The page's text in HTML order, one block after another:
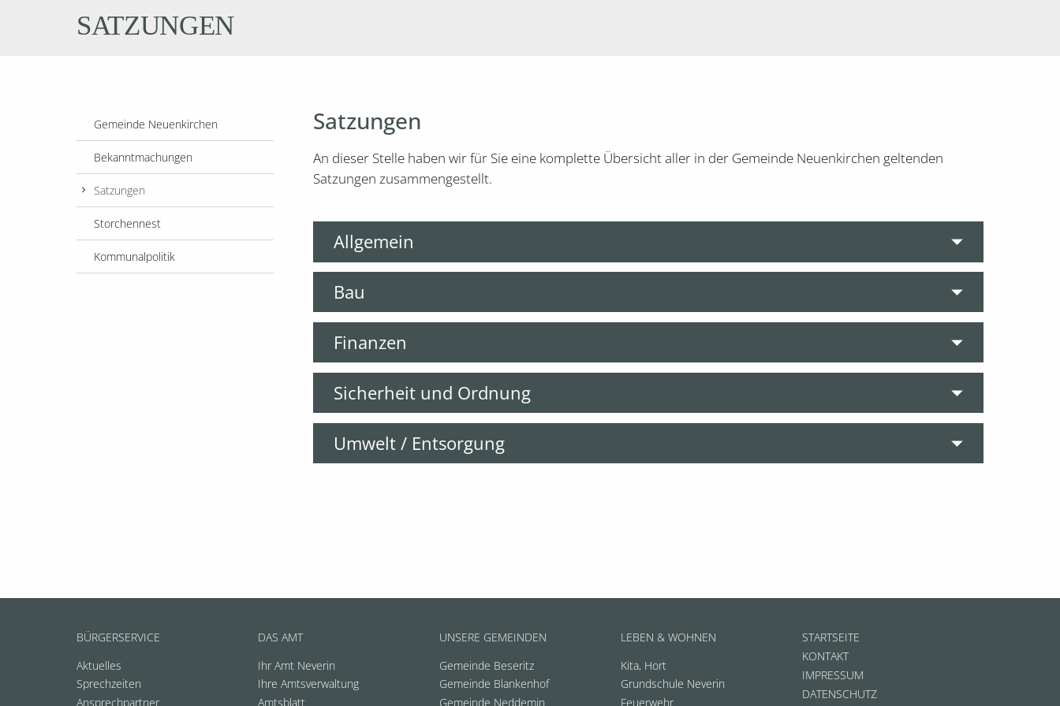
SATZUNGEN
Satzungen
An dieser Stelle haben wir für Sie eine komplette Übersicht aller in der Gemeinde Neuenkirchen geltenden
Satzungen zusammengestellt.
Allgemein
Bau
Finanzen
Sicherheit und Ordnung
Umwelt / Entsorgung
Gemeinde Neuenkirchen
Bekanntmachungen
Satzungen
Storchennest
Kommunalpolitik
BÜRGERSERVICE
Aktuelles
Sprechzeiten
Ansprechpartner
DAS AMT
Ihr Amt Neverin
Ihre Amtsverwaltung
Amtsblatt
UNSERE GEMEINDEN
Gemeinde Beseritz
Gemeinde Blankenhof
Gemeinde Neddemin
LEBEN & WOHNEN
Kita, Hort
Grundschule Neverin
Feuerwehr
STARTSEITE
KONTAKT
IMPRESSUM
DATENSCHUTZ